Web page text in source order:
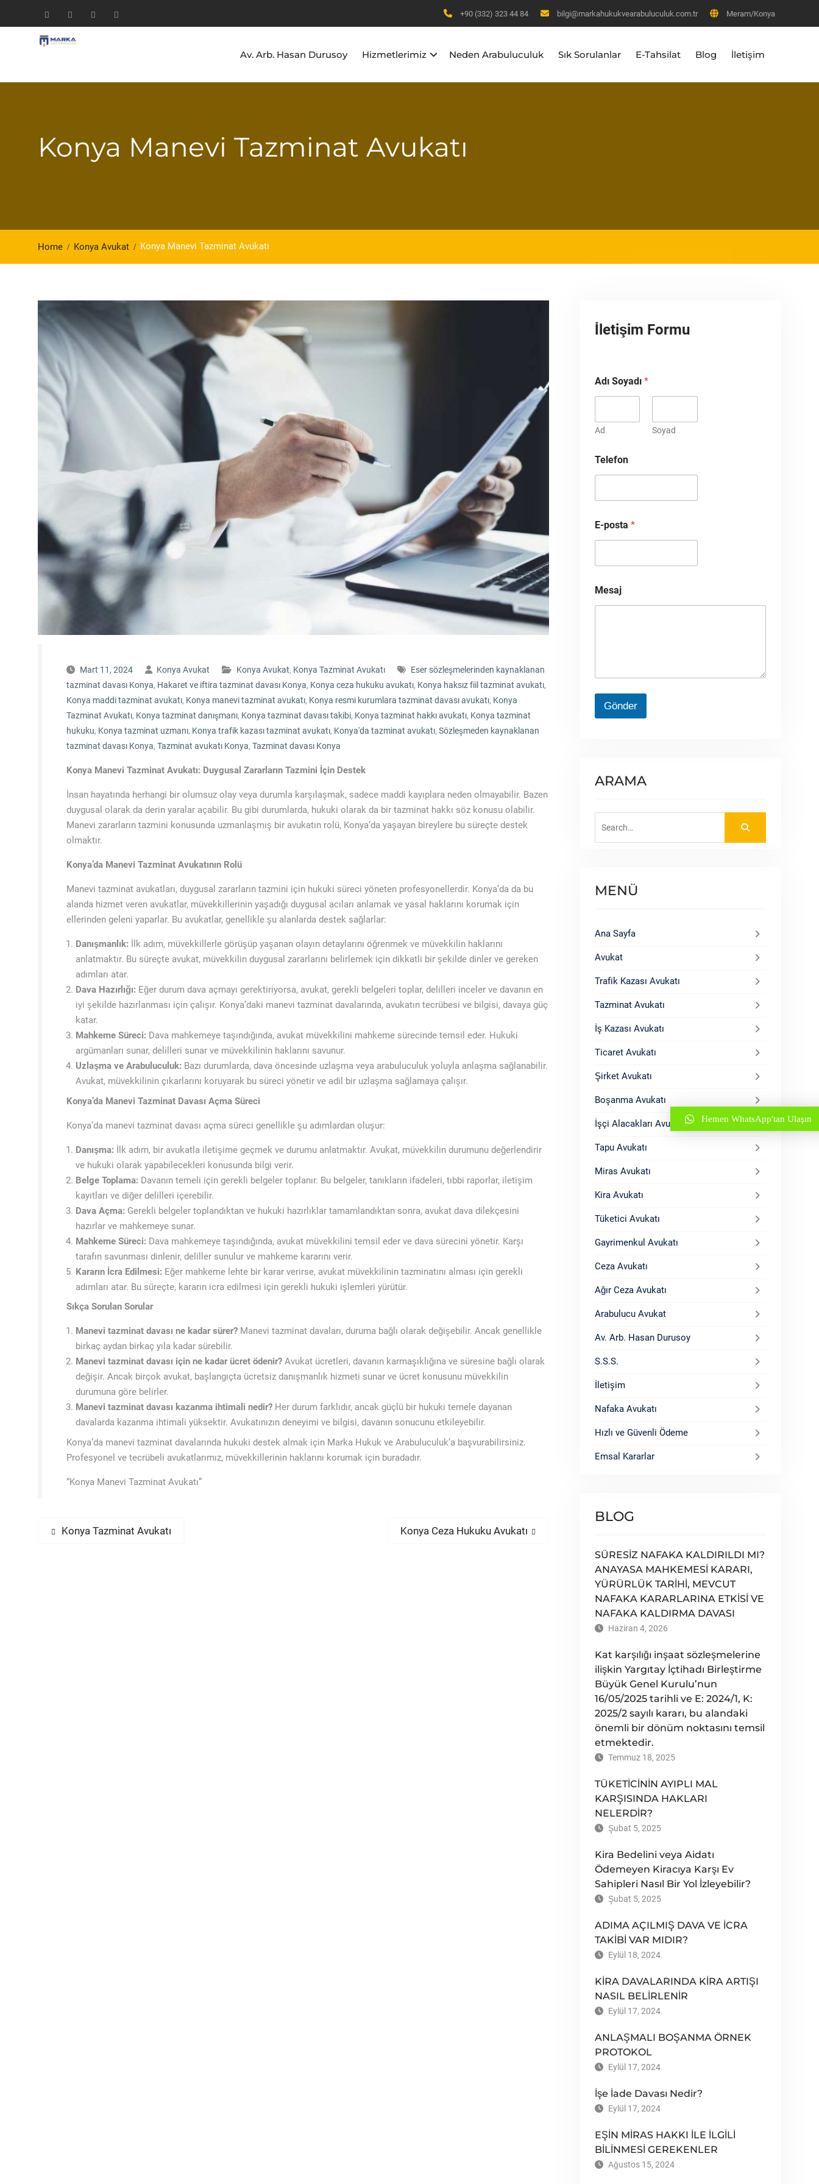
+90 (332) 323 44 84 bilgi@markahukukvearabuluculuk.com.tr Meram/Konya
FacebookInstagramYoutubeLinkedln
Av. Arb. Hasan Durusoy Hizmetlerimiz Neden Arabuluculuk Sık Sorulanlar E-Tahsilat Blog İletişim
Konya Manevi Tazminat Avukatı
Home Konya Avukat Konya Manevi Tazminat Avukatı
Mart 11, 2024 Konya Avukat Konya Avukat, Konya Tazminat Avukatı
Eser sözleşmelerinden kaynaklanan
tazminat davası Konya, Hakaret ve iftira tazminat davası Konya, Konya ceza hukuku avukatı, Konya haksız fiil tazminat avukatı,
Konya maddi tazminat avukatı, Konya manevi tazminat avukatı, Konya resmi kurumlara tazminat davası avukatı, Konya
Tazminat Avukatı, Konya tazminat danışmanı, Konya tazminat davası takibi, Konya tazminat hakkı avukatı, Konya tazminat
hukuku, Konya tazminat uzmanı, Konya trafik kazası tazminat avukatı, Konya'da tazminat avukatı, Sözleşmeden kaynaklanan
tazminat davası Konya, Tazminat avukatı Konya, Tazminat davası Konya
Konya Manevi Tazminat Avukatı: Duygusal Zararların Tazmini İçin Destek
İnsan hayatında herhangi bir olumsuz olay veya durumla karşılaşmak, sadece maddi kayıplara neden olmayabilir. Bazen
duygusal olarak da derin yaralar açabilir. Bu gibi durumlarda, hukuki olarak da bir tazminat hakkı söz konusu olabilir.
Manevi zararların tazmini konusunda uzmanlaşmış bir avukatın rolü, Konya’da yaşayan bireylere bu süreçte destek
olmaktır.
Konya’da Manevi Tazminat Avukatının Rolü
Manevi tazminat avukatları, duygusal zararların tazmini için hukuki süreci yöneten profesyonellerdir. Konya’da da bu
alanda hizmet veren avukatlar, müvekkillerinin yaşadığı duygusal acıları anlamak ve yasal haklarını korumak için
ellerinden geleni yaparlar. Bu avukatlar, genellikle şu alanlarda destek sağlarlar:
Danışmanlık: İlk adım, müvekkillerle görüşüp yaşanan olayın detaylarını öğrenmek ve müvekkilin haklarını
anlatmaktır. Bu süreçte avukat, müvekkilin duygusal zararlarını belirlemek için dikkatli bir şekilde dinler ve gereken
adımları atar.
Dava Hazırlığı: Eğer durum dava açmayı gerektiriyorsa, avukat, gerekli belgeleri toplar, delilleri inceler ve davanın en
iyi şekilde hazırlanması için çalışır. Konya’daki manevi tazminat davalarında, avukatın tecrübesi ve bilgisi, davaya güç
katar.
Mahkeme Süreci: Dava mahkemeye taşındığında, avukat müvekkilini mahkeme sürecinde temsil eder. Hukuki
argümanları sunar, delilleri sunar ve müvekkilinin haklarını savunur.
Uzlaşma ve Arabuluculuk: Bazı durumlarda, dava öncesinde uzlaşma veya arabuluculuk yoluyla anlaşma sağlanabilir.
Avukat, müvekkilinin çıkarlarını koruyarak bu süreci yönetir ve adil bir uzlaşma sağlamaya çalışır.
Konya’da Manevi Tazminat Davası Açma Süreci
Konya’da manevi tazminat davası açma süreci genellikle şu adımlardan oluşur:
Danışma: İlk adım, bir avukatla iletişime geçmek ve durumu anlatmaktır. Avukat, müvekkilin durumunu değerlendirir
ve hukuki olarak yapabilecekleri konusunda bilgi verir.
Belge Toplama: Davanın temeli için gerekli belgeler toplanır. Bu belgeler, tanıkların ifadeleri, tıbbi raporlar, iletişim
kayıtları ve diğer delilleri içerebilir.
Dava Açma: Gerekli belgeler toplandıktan ve hukuki hazırlıklar tamamlandıktan sonra, avukat dava dilekçesini
hazırlar ve mahkemeye sunar.
Mahkeme Süreci: Dava mahkemeye taşındığında, avukat müvekkilini temsil eder ve dava sürecini yönetir. Karşı
tarafın savunması dinlenir, deliller sunulur ve mahkeme kararını verir.
Kararın İcra Edilmesi: Eğer mahkeme lehte bir karar verirse, avukat müvekkilinin tazminatını alması için gerekli
adımları atar. Bu süreçte, kararın icra edilmesi için gerekli hukuki işlemleri yürütür.
Sıkça Sorulan Sorular
Manevi tazminat davası ne kadar sürer? Manevi tazminat davaları, duruma bağlı olarak değişebilir. Ancak genellikle
birkaç aydan birkaç yıla kadar sürebilir.
Manevi tazminat davası için ne kadar ücret ödenir? Avukat ücretleri, davanın karmaşıklığına ve süresine bağlı olarak
değişir. Ancak birçok avukat, başlangıçta ücretsiz danışmanlık hizmeti sunar ve ücret konusunu müvekkilin
durumuna göre belirler.
Manevi tazminat davası kazanma ihtimali nedir? Her durum farklıdır, ancak güçlü bir hukuki temele dayanan
davalarda kazanma ihtimali yüksektir. Avukatınızın deneyimi ve bilgisi, davanın sonucunu etkileyebilir.
Konya’da manevi tazminat davalarında hukuki destek almak için Marka Hukuk ve Arabuluculuk’a başvurabilirsiniz.
Profesyonel ve tecrübeli avukatlarımız, müvekkillerinin haklarını korumak için buradadır.
“Konya Manevi Tazminat Avukatı”
YazıPrevious
Konya Tazminat Avukatı
Next
Konya Ceza Hukuku Avukatı
İletişim Formu
Adı Soyadı *
Ad Soyad
Telefon
E-posta *
Mesaj
Gönder
ARAMA
MENÜ
Ana Sayfa
Avukat
Trafik Kazası Avukatı
Tazminat Avukatı
İş Kazası Avukatı
Ticaret Avukatı
Şirket Avukatı
Boşanma Avukatı
İşçi Alacakları Avukatı
Tapu Avukatı
Miras Avukatı
Kira Avukatı
Tüketici Avukatı
Gayrimenkul Avukatı
Ceza Avukatı
Ağır Ceza Avukatı
Arabulucu Avukat
Av. Arb. Hasan Durusoy
S.S.S.
İletişim
Nafaka Avukatı
Hızlı ve Güvenli Ödeme
Emsal Kararlar
BLOG
SÜRESİZ NAFAKA KALDIRILDI MI?
ANAYASA MAHKEMESİ KARARI,
YÜRÜRLÜK TARİHİ, MEVCUT
NAFAKA KARARLARINA ETKİSİ VE
NAFAKA KALDIRMA DAVASI
Haziran 4, 2026
Kat karşılığı inşaat sözleşmelerine
ilişkin Yargıtay İçtihadı Birleştirme
Büyük Genel Kurulu’nun
16/05/2025 tarihli ve E: 2024/1, K:
2025/2 sayılı kararı, bu alandaki
önemli bir dönüm noktasını temsil
etmektedir.
Temmuz 18, 2025
TÜKETİCİNİN AYIPLI MAL
KARŞISINDA HAKLARI
NELERDİR?
Şubat 5, 2025
Kira Bedelini veya Aidatı
Ödemeyen Kiracıya Karşı Ev
Sahipleri Nasıl Bir Yol İzleyebilir?
Şubat 5, 2025
ADIMA AÇILMIŞ DAVA VE İCRA
TAKİBİ VAR MIDIR?
Eylül 18, 2024
KİRA DAVALARINDA KİRA ARTIŞI
NASIL BELİRLENİR
Eylül 17, 2024
ANLAŞMALI BOŞANMA ÖRNEK
PROTOKOL
Eylül 17, 2024
İşe İade Davası Nedir?
Eylül 17, 2024
EŞİN MİRAS HAKKI İLE İLGİLİ
BİLİNMESİ GEREKENLER
Ağustos 15, 2024
Hemen WhatsApp'tan Ulaşın